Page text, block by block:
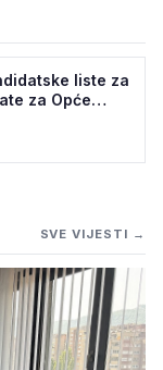
ZA
liste za
za Opće
SVE VIJESTI →